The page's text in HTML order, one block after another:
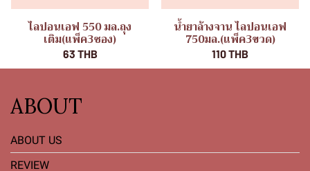
ไลปอนเอฟ 550 มล.ถุง
เติม(แพ็ค3ซอง)
63 THB
น้ำยาล้างจาน ไลปอนเอฟ
750มล.(แพ็ค3ขวด)
110 THB
ABOUT
ABOUT US
REVIEW